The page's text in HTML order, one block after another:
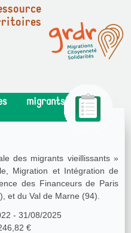
migrants
des migrants vieillissants »
Migration et Intégration de
des Financeurs de Paris
et du Val de Marne (94).
- 31/08/2025
€